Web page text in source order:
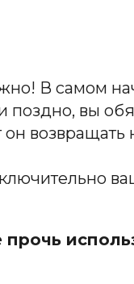
В самом
поздно, вы
возвращать